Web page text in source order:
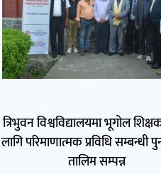
त्रिभुवन विश्वविद्यालयमा भूगोल
लागि परिमाणात्मक प्रविधि सम्बन्धी
तालिम सम्पन्न